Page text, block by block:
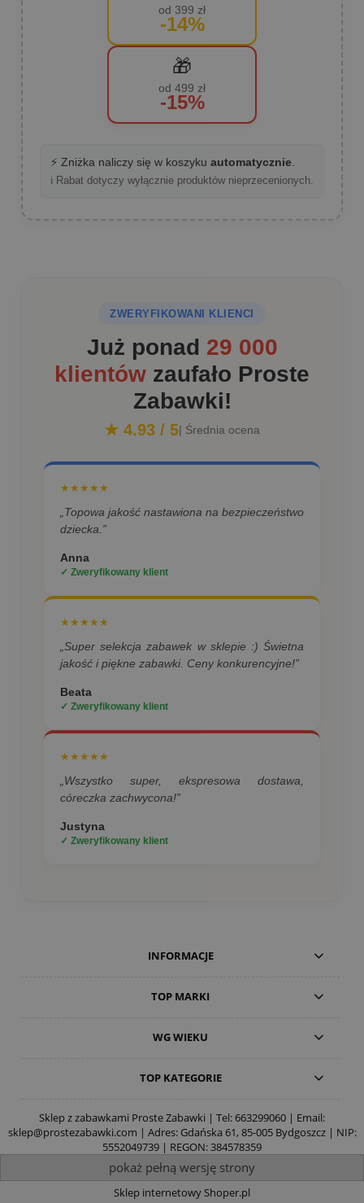
od 399 zł
-14%
🎁
od 499 zł
-15%
⚡ Zniżka naliczy się w koszyku automatycznie
ℹ️ Rabat dotyczy wyłącznie produktów nieprzecenionych.
ZWERYFIKOWANI KLIENCI
Już ponad 29 000
klientów zaufało Proste
Zabawki!
★ 4.93 / 5| Średnia ocena
★★★★★
„Topowa jakość nastawiona na bezpieczeństwo
dziecka.”
Anna
✓ Zweryfikowany klient
★★★★★
„Super selekcja zabawek w sklepie :) Świetna
jakość i piękne zabawki. Ceny konkurencyjne!”
Beata
✓ Zweryfikowany klient
★★★★★
„Wszystko super, ekspresowa dostawa,
córeczka zachwycona!”
Justyna
✓ Zweryfikowany klient
INFORMACJE
TOP MARKI
WG WIEKU
TOP KATEGORIE
Sklep z zabawkami Proste Zabawki | Tel:663299060 | Email:
sklep@prostezabawki.com | Adres: Gdańska 61, 85-005 Bydgoszcz | NIP:
5552049739 | REGON: 384578359
pokaż pełną wersję strony
Sklep internetowy Shoper.pl